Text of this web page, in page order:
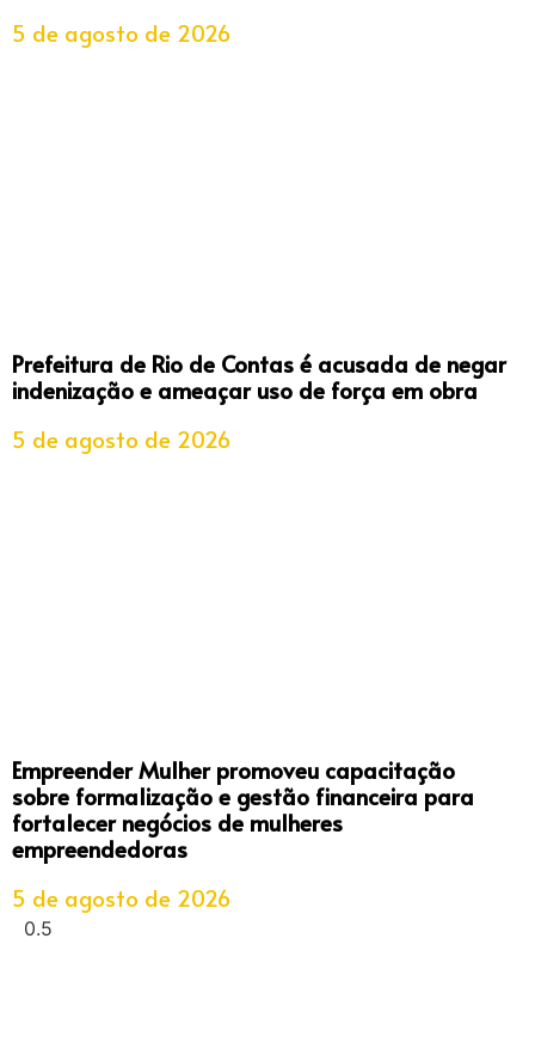
5 de agosto de 2026
Prefeitura de Rio de Contas é acusada de negar
indenização e ameaçar uso de força em obra
5 de agosto de 2026
Empreender Mulher promoveu capacitação
sobre formalização e gestão financeira para
fortalecer negócios de mulheres
empreendedoras
5 de agosto de 2026